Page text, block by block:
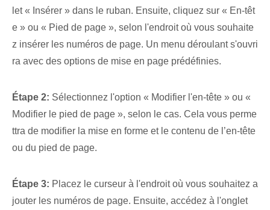
let « Insérer » dans le ruban. Ensuite, cliquez sur « En-têt
e » ou « Pied de page », selon l'endroit où vous souhaite
z insérer les numéros de page. Un menu déroulant s'ouvri
ra avec des options de mise en page prédéfinies.
Étape 2: Sélectionnez l'option « Modifier l'en-tête » ou «
Modifier le pied de page », selon le cas. Cela vous perme
ttra de modifier la mise en forme et le contenu de l’en-tête
ou du pied de page.
Étape 3: Placez le curseur à l'endroit où vous souhaitez a
jouter les numéros de page. Ensuite, accédez à l'onglet